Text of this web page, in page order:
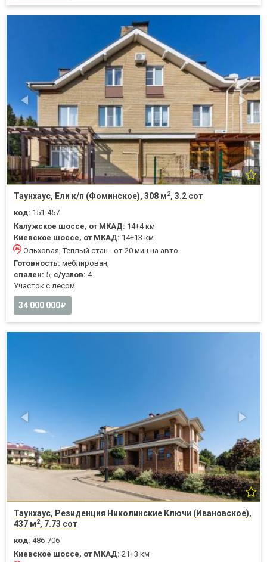
Таунхаус, Ели к/п (Фоминское), 308 м2, 3.2 сот
код: 151-457
Калужское шоссе, от МКАД: 14+4 км
Киевское шоссе, от МКАД: 14+13 км
Ольховая, Теплый стан - от 20 мин на авто
Готовность: меблирован,
спален: 5, с/узлов: 4
Участок с лесом
34 000 000
Таунхаус, Резиденция Николинские Ключи (Ивановское),
437 м2, 7.73 сот
код: 486-706
Киевское шоссе, от МКАД: 21+3 км